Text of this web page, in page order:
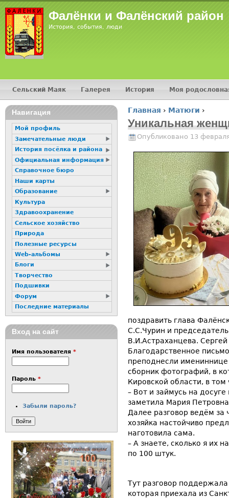
Фалёнки и Фалёнский район
История, события, люди
Вы здесь
Главная › Матюги ›
Уникальная
Опубликовано 13
поздравить глава
С.С.Чурин и
В.И.Астраханцева.
Благодарственное
преподнесли
сборник фотографий, в
Кировской области, в
– Вот и займусь на
заметила Мария
Далее разговор ведём за
хозяйка настойчиво
наготовила сама.
– А знаете, сколько я их
по 100 штук.
Тут разговор
которая приехала из
Главное меню
Сельский Маяк Галерея История Моя
16+
Навигация
Мой профиль
Замечательные люди
История посёлка и района
Официальная информация
Справочное бюро
Наши карты
Образование
Культура
Здравоохранение
Сельское хозяйство
Природа
Полезные ресурсы
Web-альбомы
Блоги
Творчество
Подшивки
Форум
Последние материалы
Вход на сайт
Имя пользователя *
Пароль *
Забыли пароль?